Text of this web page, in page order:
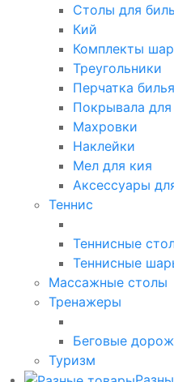
Столы для
Кий
Комплекты
Треугольники
Перчатка
Покрывала
Махровки
Наклейки
Мел для кия
Аксессуары
Теннис
Теннисные
Теннисные
Массажные столы
Тренажеры
Беговые
Туризм